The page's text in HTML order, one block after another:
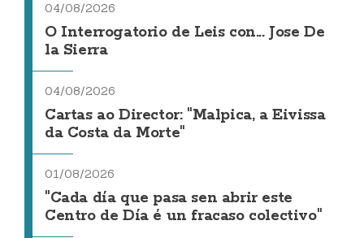
04/08/2026
O Interrogatorio de Leis con... Jose De
la Sierra
04/08/2026
Cartas ao Director: "Malpica, a Eivissa
da Costa da Morte"
01/08/2026
"Cada día que pasa sen abrir este
Centro de Día é un fracaso colectivo"